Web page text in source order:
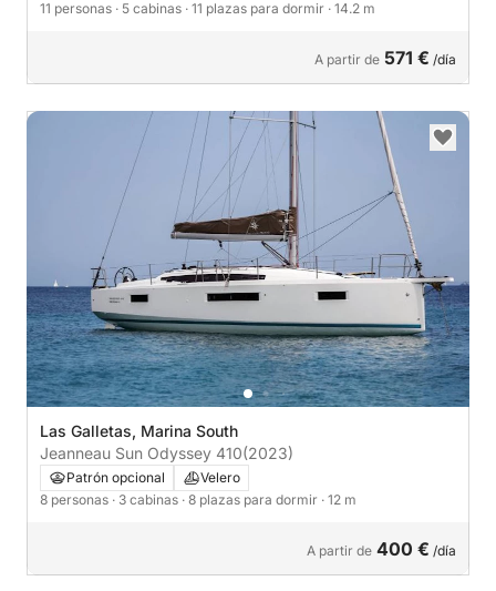
11 personas · 5 cabinas · 11 plazas para dormir · 14.2 m
A partir de 571 € /día
Las Galletas, Marina South
Jeanneau Sun Odyssey 410(2023)
Patrón opcional
Velero
8 personas · 3 cabinas · 8 plazas para dormir · 12 m
A partir de 400 € /día